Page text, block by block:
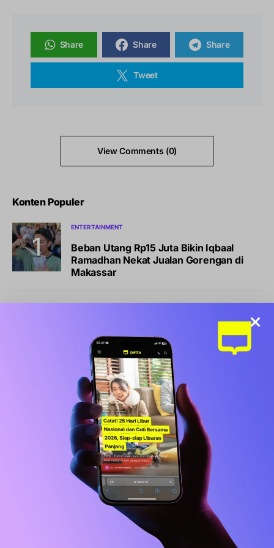
Share Share Share
Tweet
View Comments (0)
Konten Populer
ENTERTAINMENT
Beban Utang Rp15 Juta Bikin Iqbaal
Ramadhan Nekat Jualan Gorengan di
Makassar
Syarat, Cara Cek, dan Jadwal Pencairan
BISNIS LIFESTYLE
Sports Station Gelar Diskon Beli 1 Gratis
1, Ini Syarat dan Cara Klaimnya
OLAHRAGA
Debut Manis Mitchell Baker, Hattrick
Bawa Indonesia Gulung Kamboja 5-1